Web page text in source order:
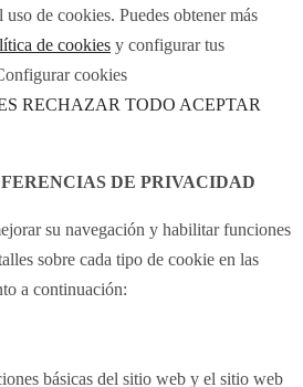
de cookies. Puedes obtener más
de cookies y configurar tus
cookies
RECHAZAR TODO ACEPTAR
DE PRIVACIDAD
su navegación y habilitar funciones
sobre cada tipo de cookie en las
a continuación:
básicas del sitio web y el sitio web